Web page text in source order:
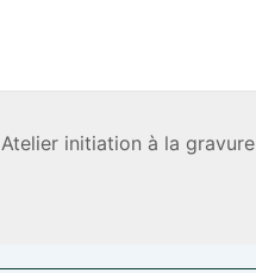
Atelier initiation à la gravure